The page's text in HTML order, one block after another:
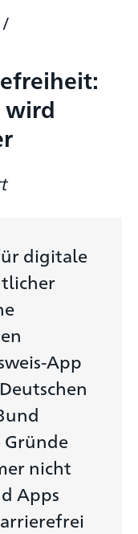
/
wird
digitale
App
nicht
Apps